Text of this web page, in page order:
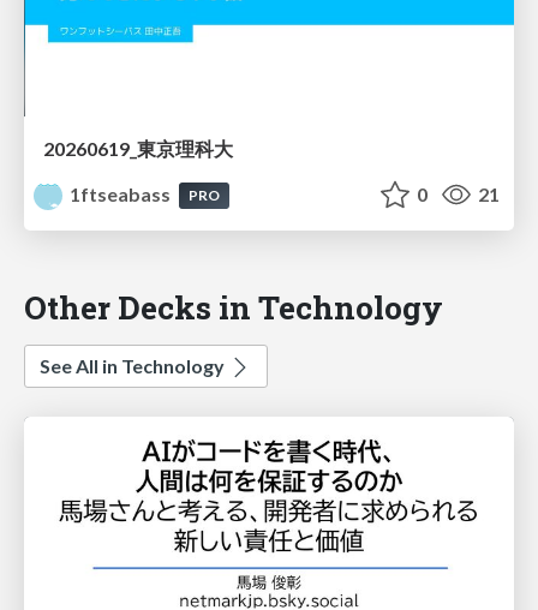
20260619_東京理科大
1ftseabass
PRO 0 21
Other Decks in Technology
See All in Technology